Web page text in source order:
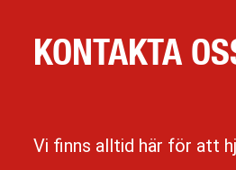
KONTAKTA
Vi finns alltid här för att